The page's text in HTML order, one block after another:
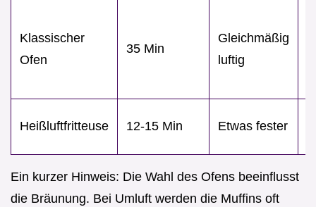
Klassischer
Ofen
35 Min
Gleichmäßig
luftig
Heißluftfritteuse 12-15 Min Etwas fester
Ein kurzer Hinweis: Die Wahl des Ofens beeinflusst
die Bräunung. Bei Umluft werden die Muffins oft